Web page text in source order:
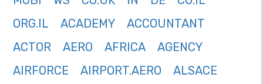
ORG.IL
ACADEMY
ACCOUNTANT
ACTOR
AERO AFRICA
AGENCY
AIRFORCE
AIRPORT.AERO
ALSACE